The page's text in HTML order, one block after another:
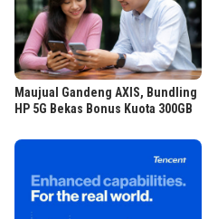
Maujual Gandeng AXIS, Bundling
HP 5G Bekas Bonus Kuota 300GB